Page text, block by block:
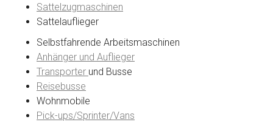
Bekannte Schäden
Kilometerstand
Preisvorstellung
Sattelzugmaschinen
Sattelauflieger
Selbstfahrende Arbeitsmaschinen
Anhänger und Auflieger
Transporter und Busse
Reisebusse
Wohnmobile
Pick-ups/Sprinter/Vans